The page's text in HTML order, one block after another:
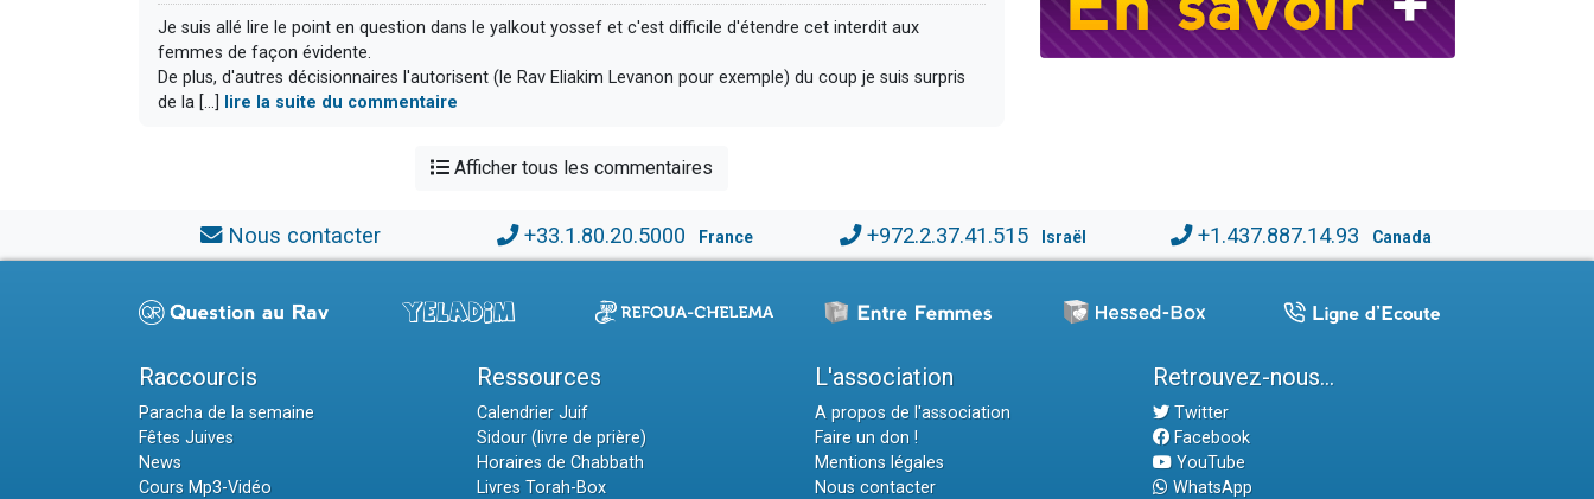
Je suis allé lire le point en question dans le yalkout yossef et c'est difficile d'étendre cet interdit aux
femmes de façon évidente.
De plus, d'autres décisionnaires l'autorisent (le Rav Eliakim Levanon pour exemple) du coup je suis surpris
de la [...] lire la suite du commentaire
Afficher tous les commentaires
Nous contacter +33.1.80.20.5000 France +972.2.37.41.515 Israël +1.437.887.14.93 Canada
Raccourcis
Paracha de la semaine
Fêtes Juives
News
Cours Mp3-Vidéo
Ressources
Calendrier Juif
Sidour (livre de prière)
Horaires de Chabbath
Livres Torah-Box
L'association
A propos de l'association
Faire un don !
Mentions légales
Nous contacter
Retrouvez-nous...
Twitter
Facebook
YouTube
WhatsApp